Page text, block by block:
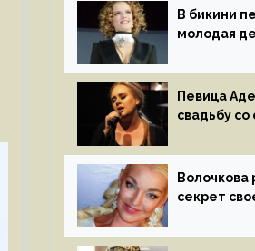
В бикини
молодая
на камеру
Певица
свадьбу
этим
Волочкова
секрет